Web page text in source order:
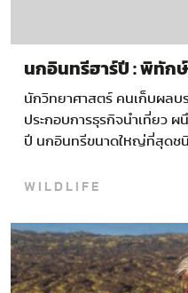
นกอินทรีฮาร์ปี : พิทักษ์
นักวิทยาศาสตร์ คนเก็บผลบ
ประกอบการธุรกิจนำเที่ยว
ปี นกอินทรีขนาดใหญ่ที่สุดชนิ
WILDLIFE